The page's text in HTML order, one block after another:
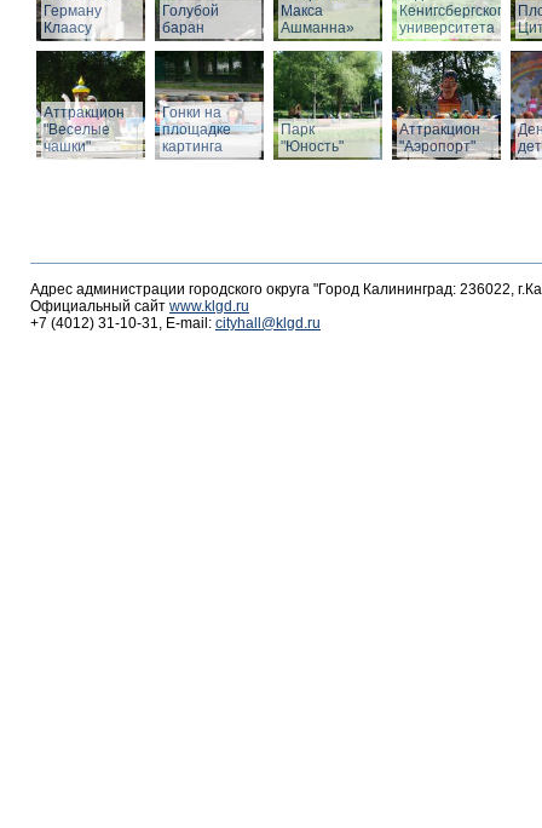
Герману
Клаасу
Голубой
баран
Макса
Ашманна»
Кенигсбергского
университета
Аттракцион
"Веселые
чашки"
Гонки на
площадке
картинга
Парк
"Юность"
Аттракцион
"Аэропорт"
Адрес администрации городского округа "Город Калининград: 236022,
Официальный сайт www.klgd.ru
+7 (4012) 31-10-31, E-mail: cityhall@klgd.ru